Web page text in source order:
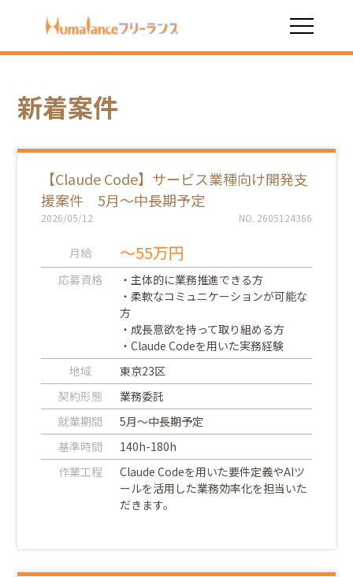
HOME 新着案件
新着案件
【Claude Code】サービス業種向け開発支
援案件 5月～中長期予定
2026/05/12 NO. 2605124366
月給 ～55万円
応募資格
・主体的に業務推進できる方
・柔軟なコミュニケーションが可能な
方
・成長意欲を持って取り組める方
・Claude Codeを用いた実務経験
地域
東京23区
契約形態
業務委託
就業期間
5月～中長期予定
基準時間
140h-180h
作業工程
Claude Codeを用いた要件定義やAIツ
ールを活用した業務効率化を担当いた
だきます。